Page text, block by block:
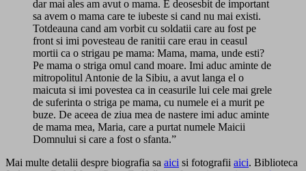
dar mai ales am avut o mama. E deosesbit de important
sa avem o mama care te iubeste si cand nu mai existi.
Totdeauna cand am vorbit cu soldatii care au fost pe
front si imi povesteau de ranitii care erau in ceasul
mortii ca o strigau pe mama: Mama, mama, unde esti?
Pe mama o striga omul cand moare. Imi aduc aminte de
mitropolitul Antonie de la Sibiu, a avut langa el o
maicuta si imi povestea ca in ceasurile lui cele mai grele
de suferinta o striga pe mama, cu numele ei a murit pe
buze. De aceea de ziua mea de nastere imi aduc aminte
de mama mea, Maria, care a purtat numele Maicii
Domnului si care a fost o sfanta.”
Mai multe detalii despre biografia sa aici si fotografii aici. Biblioteca